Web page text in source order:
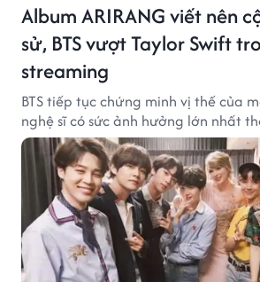
Album ARIRANG viết nên
sử, BTS vượt Taylor Swift
streaming
BTS tiếp tục chứng minh vị thế của
nghệ sĩ có sức ảnh hưởng lớn nhất